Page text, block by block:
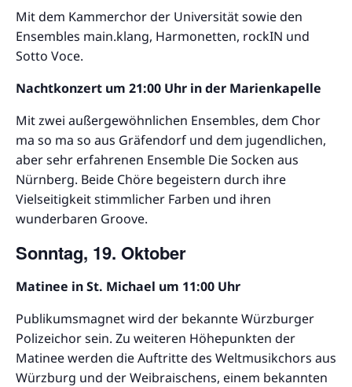
Mit dem Kammerchor der Universität sowie den
Ensembles main.klang, Harmonetten, rockIN und
Sotto Voce.
Nachtkonzert um 21:00 Uhr in der Marienkapelle
Mit zwei außergewöhnlichen Ensembles, dem Chor
ma so ma so aus Gräfendorf und dem jugendlichen,
aber sehr erfahrenen Ensemble Die Socken aus
Nürnberg. Beide Chöre begeistern durch ihre
Vielseitigkeit stimmlicher Farben und ihren
wunderbaren Groove.
Sonntag, 19. Oktober
Matinee in St. Michael um 11:00 Uhr
Publikumsmagnet wird der bekannte Würzburger
Polizeichor sein. Zu weiteren Höhepunkten der
Matinee werden die Auftritte des Weltmusikchors aus
Würzburg und der Weibraischens, einem bekannten